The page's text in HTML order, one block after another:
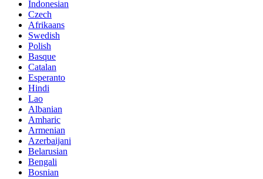
Indonesian
Czech
Afrikaans
Swedish
Polish
Basque
Catalan
Esperanto
Hindi
Lao
Albanian
Amharic
Armenian
Azerbaijani
Belarusian
Bengali
Bosnian